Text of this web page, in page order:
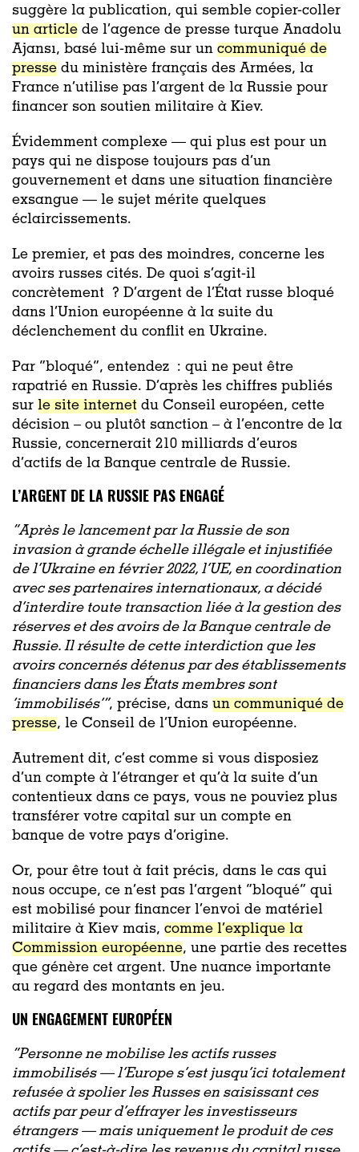
suggère la publication, qui semble copier-coller
un article de l’agence de presse turque Anadolu
Ajansı, basé lui-même sur un communiqué de
presse du ministère français des Armées, la
France n’utilise pas l’argent de la Russie pour
financer son soutien militaire à Kiev.
Évidemment complexe — qui plus est pour un
pays qui ne dispose toujours pas d’un
gouvernement et dans une situation financière
exsangue — le sujet mérite quelques
éclaircissements.
Le premier, et pas des moindres, concerne les
avoirs russes cités. De quoi s’agit-il
concrètement ? D’argent de l’État russe bloqué
dans l’Union européenne à la suite du
déclenchement du conflit en Ukraine.
Par “bloqué”, entendez : qui ne peut être
rapatrié en Russie. D’après les chiffres publiés
sur le site internet du Conseil européen, cette
décision – ou plutôt sanction – à l’encontre de la
Russie, concernerait 210 milliards d’euros
d’actifs de la Banque centrale de Russie.
L’ARGENT DE LA RUSSIE PAS ENGAGÉ
“Après le lancement par la Russie de son
invasion à grande échelle illégale et injustifiée
de l’Ukraine en février 2022, l’UE, en coordination
avec ses partenaires internationaux, a décidé
d’interdire toute transaction liée à la gestion des
réserves et des avoirs de la Banque centrale de
Russie. Il résulte de cette interdiction que les
avoirs concernés détenus par des établissements
financiers dans les États membres sont
‘immobilisés’”, précise, dans un communiqué de
presse, le Conseil de l’Union européenne.
Autrement dit, c’est comme si vous disposiez
d’un compte à l’étranger et qu’à la suite d’un
contentieux dans ce pays, vous ne pouviez plus
transférer votre capital sur un compte en
banque de votre pays d’origine.
Or, pour être tout à fait précis, dans le cas qui
nous occupe, ce n’est pas l’argent “bloqué” qui
est mobilisé pour financer l’envoi de matériel
militaire à Kiev mais, comme l’explique la
Commission européenne, une partie des recettes
que génère cet argent. Une nuance importante
au regard des montants en jeu.
UN ENGAGEMENT EUROPÉEN
“Personne ne mobilise les actifs russes
immobilisés — l’Europe s’est jusqu’ici totalement
refusée à spolier les Russes en saisissant ces
actifs par peur d’effrayer les investisseurs
étrangers — mais uniquement le produit de ces